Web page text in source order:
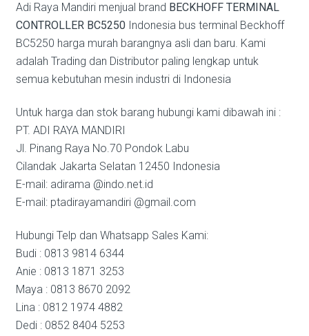
Adi Raya Mandiri menjual brand BECKHOFF TERMINAL
CONTROLLER BC5250Indonesia bus terminal Beckhoff
BC5250 harga murah barangnya asli dan baru. Kami
adalah Trading dan Distributor paling lengkap untuk
semua kebutuhan mesin industri di Indonesia
Untuk harga dan stok barang hubungi kami dibawah ini :
PT. ADI RAYA MANDIRI
Jl. Pinang Raya No.70 Pondok Labu
Cilandak Jakarta Selatan 12450 Indonesia
E-mail: adirama @indo.net.id
E-mail: ptadirayamandiri @gmail.com
Hubungi Telp dan Whatsapp Sales Kami:
Budi : 0813 9814 6344
Anie : 0813 1871 3253
Maya : 0813 8670 2092
Lina : 0812 1974 4882
Dedi : 0852 8404 5253